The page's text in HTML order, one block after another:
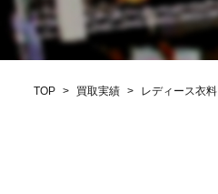
TOP > 買取実績 > レディース衣料